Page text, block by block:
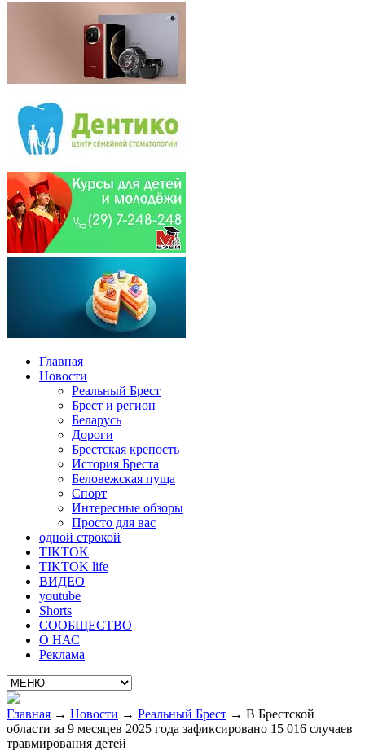
Главная
Новости
Реальный Брест
Брест и регион
Беларусь
Дороги
Брестская крепость
История Бреста
Беловежская пуща
Спорт
Интересные обзоры
Просто для вас
одной строкой
TIKTOK
TIKTOK life
ВИДЕО
youtube
Shorts
СООБЩЕСТВО
О НАС
Реклама
Главная → Новости → Реальный Брест → В Брестской
области за 9 месяцев 2025 года зафиксировано 15 016 случаев
травмирования детей